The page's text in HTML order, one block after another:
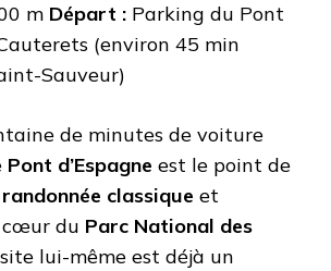
m Départ : Parking du Pont
(environ 45 min
Sauveur)
de minutes de voiture
Pont d’Espagne est le point de
randonnée classique et
cœur du Parc National des
lui-même est déjà un